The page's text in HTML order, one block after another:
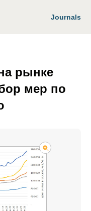
Journals
рынке
мер по